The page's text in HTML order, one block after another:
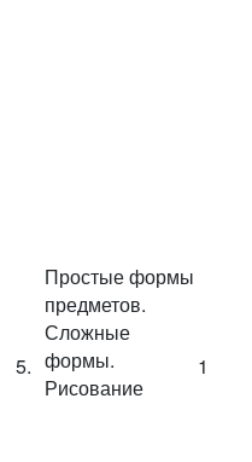
5.
Простые формы
предметов.
Сложные
формы.
Рисование
1